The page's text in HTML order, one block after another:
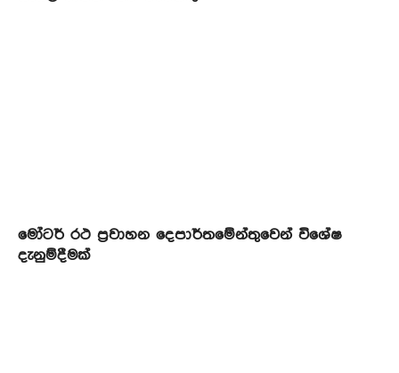
මෝටර් රථ ප්‍රවාහන දෙපාර්තමේන්තුවෙන් විශේෂ
දැනුම්දීමක්